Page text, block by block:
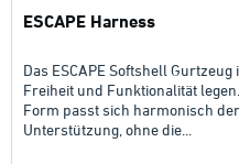
ESCAPE Harness
Das ESCAPE Softshell
Freiheit und Funktionalität
Form passt sich harmonisch
Unterstützung, ohne die...